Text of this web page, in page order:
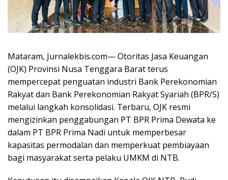
Mataram, Jurnalekbis.com— Otoritas Jasa Keuangan
(OJK) Provinsi Nusa Tenggara Barat terus
mempercepat penguatan industri Bank Perekonomian
Rakyat dan Bank Perekonomian Rakyat Syariah (BPR/S)
melalui langkah konsolidasi. Terbaru, OJK resmi
mengizinkan penggabungan PT BPR Prima Dewata ke
dalam PT BPR Prima Nadi untuk memperbesar
kapasitas permodalan dan memperkuat pembiayaan
bagi masyarakat serta pelaku UMKM di NTB.